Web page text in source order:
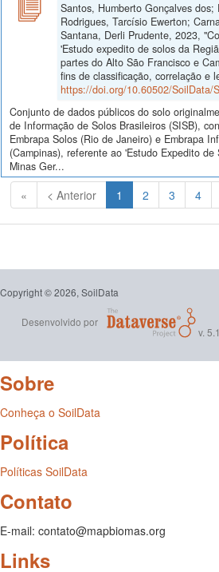
Santos, Humberto Gonçalves dos;
Rodrigues, Tarcísio Ewerton;
Santana, Derli Prudente, 2023,
'Estudo expedito de solos da
partes do Alto São Francisco e
fins de classificação, correlação e
https://doi.org/10.60502/SoilData/
Conjunto de dados públicos do solo
de Informação de Solos Brasileiros (SISB),
Embrapa Solos (Rio de Janeiro) e Embrapa
(Campinas), referente ao 'Estudo Expedito
Minas Ger...
« < Anterior 1 (Atual)
2 3 4
Copyright © 2026, SoilData
Desenvolvido por
v.
Sobre
Conheça o SoilData
Política
Políticas SoilData
Contato
E-mail: contato@mapbiomas.org
Links